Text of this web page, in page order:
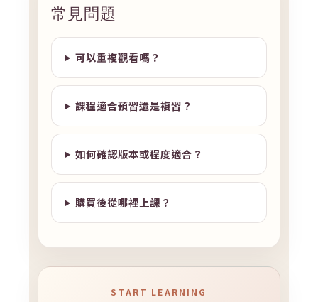
常見問題
可以重複觀看嗎？
課程適合預習還是複習？
如何確認版本或程度適合？
購買後從哪裡上課？
START LEARNING